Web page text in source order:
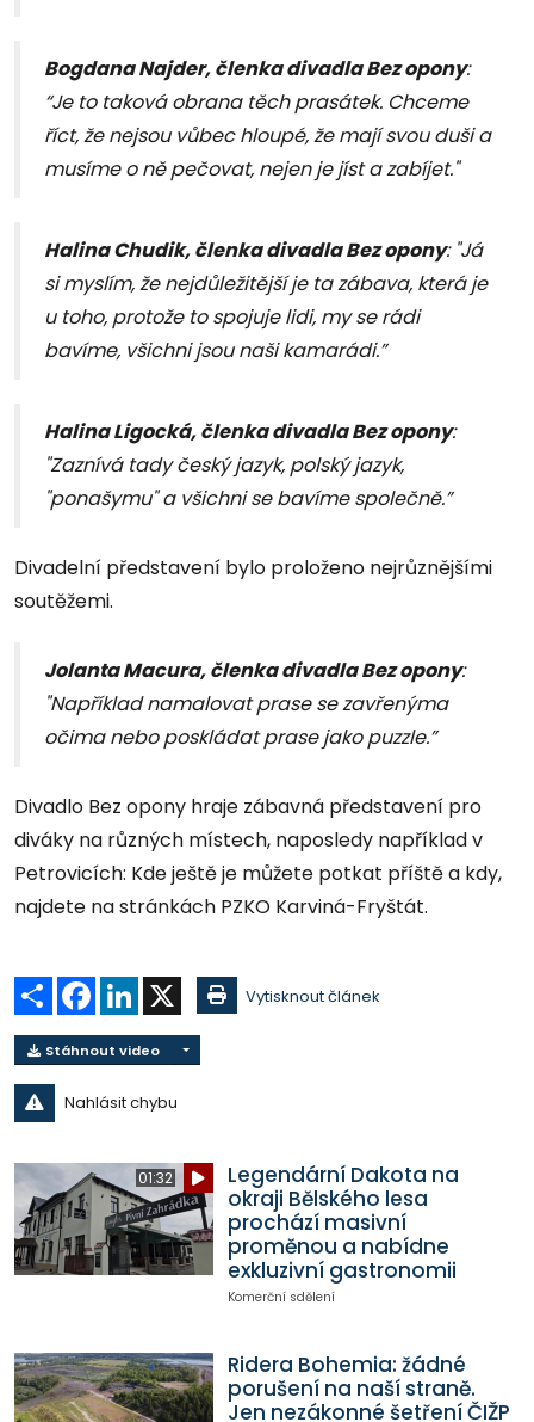
Bogdana Najder, členka divadla Bez opony:
“Je to taková obrana těch prasátek. Chceme
říct, že nejsou vůbec hloupé, že mají svou duši a
musíme o ně pečovat, nejen je jíst a zabíjet."
Halina Chudik, členka divadla Bez opony: "Já
si myslím, že nejdůležitější je ta zábava, která je
u toho, protože to spojuje lidi, my se rádi
bavíme, všichni jsou naši kamarádi.”
Halina Ligocká, členka divadla Bez opony:
"Zaznívá tady český jazyk, polský jazyk,
"ponašymu" a všichni se bavíme společně.”
Divadelní představení bylo proloženo nejrůznějšími
soutěžemi.
Jolanta Macura, členka divadla Bez opony:
"Například namalovat prase se zavřenýma
očima nebo poskládat prase jako puzzle.”
Divadlo Bez opony hraje zábavná představení pro
diváky na různých místech, naposledy například v
Petrovicích: Kde ještě je můžete potkat příště a kdy,
najdete na stránkách PZKO Karviná-Fryštát.
Sdílet Facebook
LinkedIn Vytisknout článek
Stáhnout video
Nahlásit chybu
01:32
Legendární Dakota na
okraji Bělského lesa
prochází masivní
proměnou a nabídne
exkluzivní gastronomii
Komerční sdělení
Ridera Bohemia: žádné
porušení na naší straně.
Jen nezákonné šetření ČIŽP